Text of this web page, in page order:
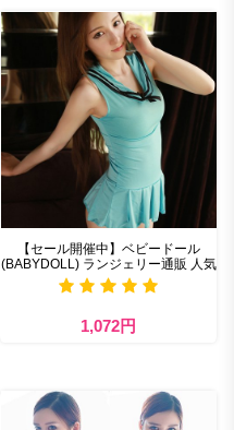
【セール開催中】ベビードール
(BABYDOLL) ランジェリー通販 人気
1,072円